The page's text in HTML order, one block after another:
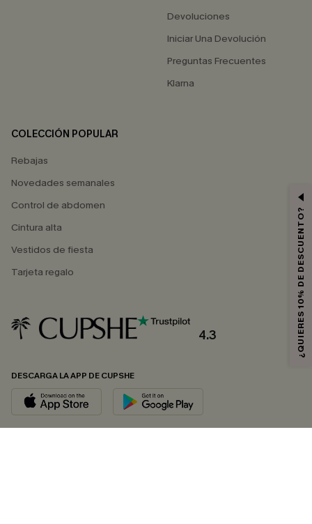
Devoluciones
Iniciar Una Devolución
Preguntas Frecuentes
Klarna
COLECCIÓN POPULAR
Rebajas
Novedades semanales
Control de abdomen
Cintura alta
Vestidos de fiesta
Tarjeta regalo
4.3
DESCARGA LA APP DE CUPSHE
¿QUIERES 10% DE DESCUENTO?